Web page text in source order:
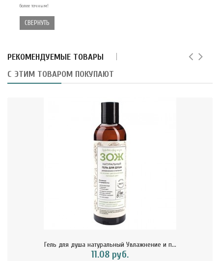
более точным!
СВЕРНУТЬ
РЕКОМЕНДУЕМЫЕ ТОВАРЫ
С ЭТИМ ТОВАРОМ ПОКУПАЮТ
Гель для душа натуральный Увлажнение и п...
11.08 руб.